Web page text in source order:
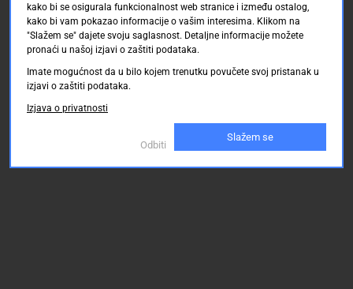
kako bi se osigurala funkcionalnost web stranice i između ostalog,
kako bi vam pokazao informacije o vašim interesima. Klikom na
"Slažem se" dajete svoju saglasnost. Detaljne informacije možete
pronaći u našoj izjavi o zaštiti podataka.
Imate mogućnost da u bilo kojem trenutku povučete svoj pristanak u
izjavi o zaštiti podataka.
Izjava o privatnosti
Odbiti
Slažem se